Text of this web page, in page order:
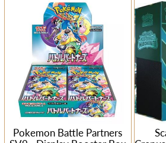
Pokemon Battle Partners